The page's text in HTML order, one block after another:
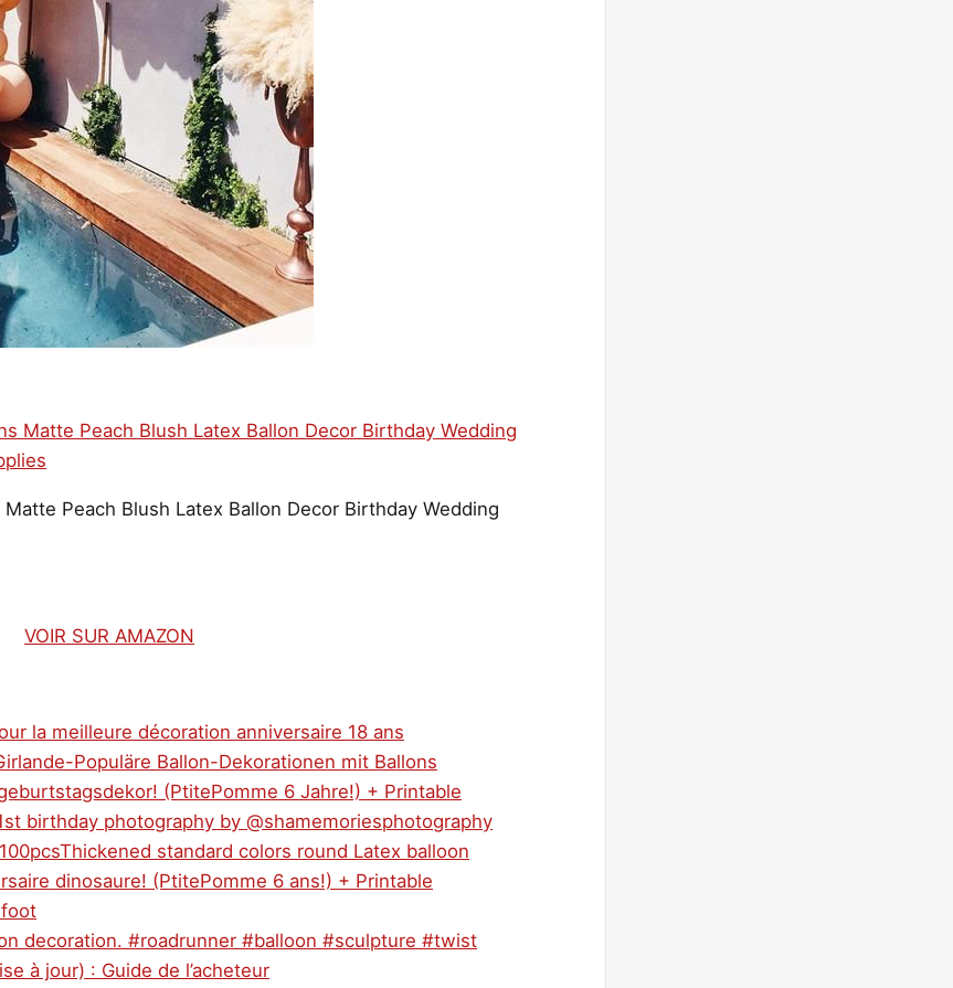
Peach Blush Latex Ballon Decor Birthday Wedding
VOIR SUR AMAZON
la meilleure décoration anniversaire 18 ans
Populäre Ballon-Dekorationen mit Ballons
(PtitePomme 6 Jahre!) + Printable
birthday photography by @shamemoriesphotography
standard colors round Latex balloon
dinosaure! (PtitePomme 6 ans!) + Printable
decoration. #roadrunner #balloon #sculpture #twist
à jour) : Guide de l’acheteur